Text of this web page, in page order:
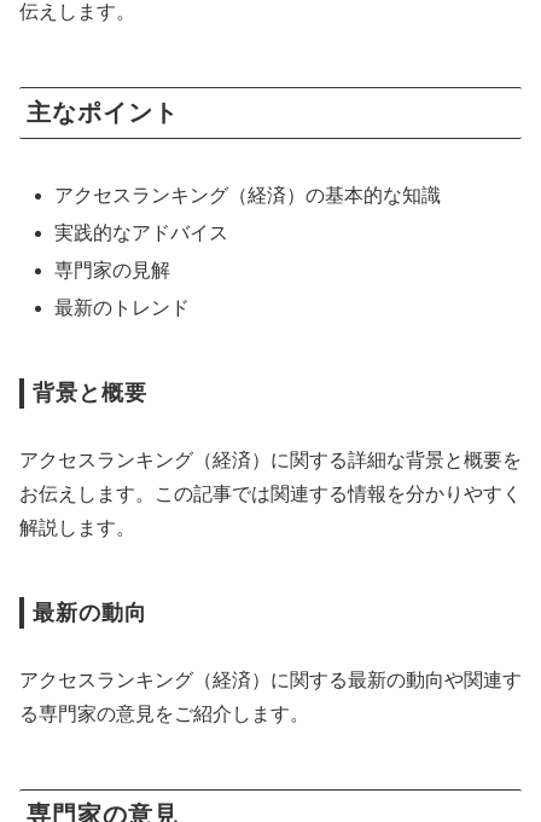
伝えします。
主なポイント
アクセスランキング（経済）の基本的な知識
実践的なアドバイス
専門家の見解
最新のトレンド
背景と概要
アクセスランキング（経済）に関する詳細な背景と概要を
お伝えします。この記事では関連する情報を分かりやすく
解説します。
最新の動向
アクセスランキング（経済）に関する最新の動向や関連す
る専門家の意見をご紹介します。
専門家の意見